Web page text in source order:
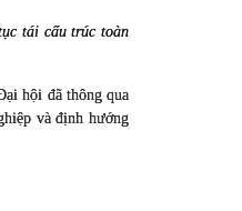
tái cấu trúc toàn
hội đã thông qua
và định hướng